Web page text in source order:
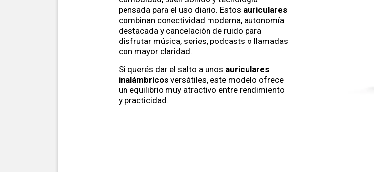
pensada para el uso diario. Estos auriculares
combinan conectividad moderna, autonomía
destacada y cancelación de ruido para
disfrutar música, series, podcasts o llamadas
con mayor claridad.
Si querés dar el salto a unos auriculares
inalámbricosversátiles, este modelo ofrece
un equilibrio muy atractivo entre rendimiento
y practicidad.